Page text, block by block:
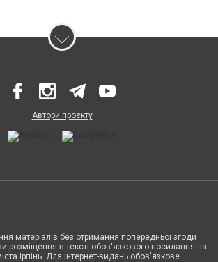
Автори проєкту
матеріалів без отримання попередньої згоди
розміщення в тексті обов'язкового посилання на
Ірпінь. Для інтернет-видань обов'язкове